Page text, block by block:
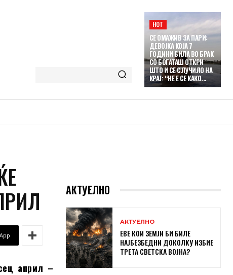
HOT
СЕ ОМАЖИВ ЗА ПАРИ:
ДЕВОЈКА КОЈА 7
ГОДИНИ БИЛА ВО БРАК
СО БОГАТАШ ОТКРИ
ШТО И СЕ СЛУЧИЛО НА
КРАЈ: “НЕ Е СЕ КАКО...
април –
АКТУЕЛНО
АКТУЕЛНО
ЕВЕ КОИ ЗЕМЈИ БИ БИЛЕ
НАЈБЕЗБЕДНИ ДОКОЛКУ ИЗБИЕ
ТРЕТА СВЕТСКА ВОЈНА?